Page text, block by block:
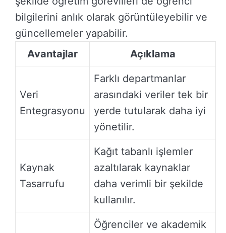
bilgilerini anlık olarak görüntüleyebilir ve
güncellemeler yapabilir.
Avantajlar
Açıklama
Veri
Entegrasyonu
Farklı departmanlar
arasındaki veriler tek bir
yerde tutularak daha iyi
yönetilir.
Kaynak
Tasarrufu
Kağıt tabanlı işlemler
azaltılarak kaynaklar
daha verimli bir şekilde
kullanılır.
Öğrenciler ve akademik